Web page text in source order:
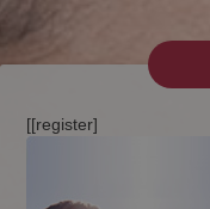
[[register]